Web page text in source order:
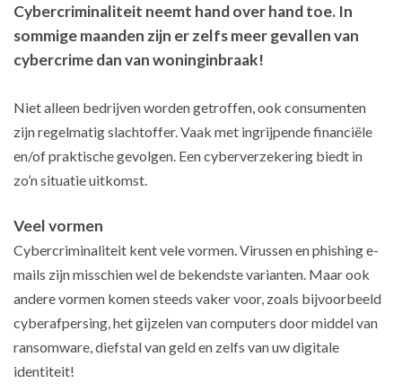
Cybercriminaliteit neemt hand over hand toe. In
sommige maanden zijn er zelfs meer gevallen van
cybercrime dan van woninginbraak!
Niet alleen bedrijven worden getroffen, ook consumenten
zijn regelmatig slachtoffer. Vaak met ingrijpende financiële
en/of praktische gevolgen. Een cyberverzekering biedt in
zo’n situatie uitkomst.
Veel vormen
Cybercriminaliteit kent vele vormen. Virussen en phishing e-
mails zijn misschien wel de bekendste varianten. Maar ook
andere vormen komen steeds vaker voor, zoals bijvoorbeeld
cyberafpersing, het gijzelen van computers door middel van
ransomware, diefstal van geld en zelfs van uw digitale
identiteit!